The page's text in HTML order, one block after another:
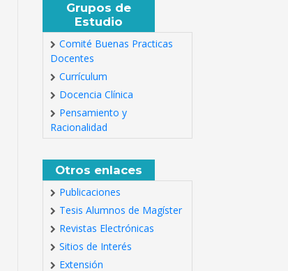
Grupos de
Estudio
Comité Buenas Practicas
Docentes
Currículum
Docencia Clínica
Pensamiento y
Racionalidad
Otros enlaces
Publicaciones
Tesis Alumnos de Magíster
Revistas Electrónicas
Sitios de Interés
Extensión